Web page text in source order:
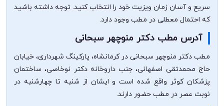
سریع و آسان زمان ویزیت خود را انتخاب کنید. توجه داشته باشید
که احتمال معطلی در مطب وجود دارد.
آدرس مطب دکتر منوچهر سبحانی
مطب دکتر منوچهر سبحانی در کرمانشاه، پارکینگ شهرداری، خیابان
حاج محمدتقی اصفهانی، جنب داروخانه دکتر نوخاصی، ساختمان
پزشکان کوثر واقع شده است و ایشان از شنبه تا چهارشنبه در
نوبت عصر در مطب حضور دارند.